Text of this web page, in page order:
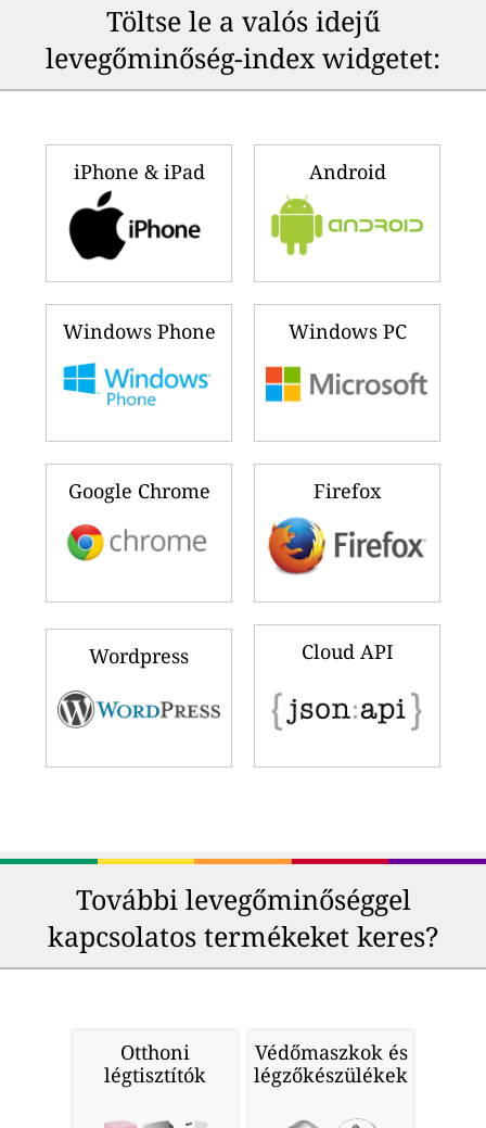
Töltse le a valós idejű
levegőminőség-index widgetet:
iPhone & iPad Android
Windows Phone Windows PC
Google Chrome Firefox
Wordpress Cloud API
További levegőminőséggel
kapcsolatos termékeket keres?
Otthoni
légtisztítók
Védőmaszkok és
légzőkészülékek